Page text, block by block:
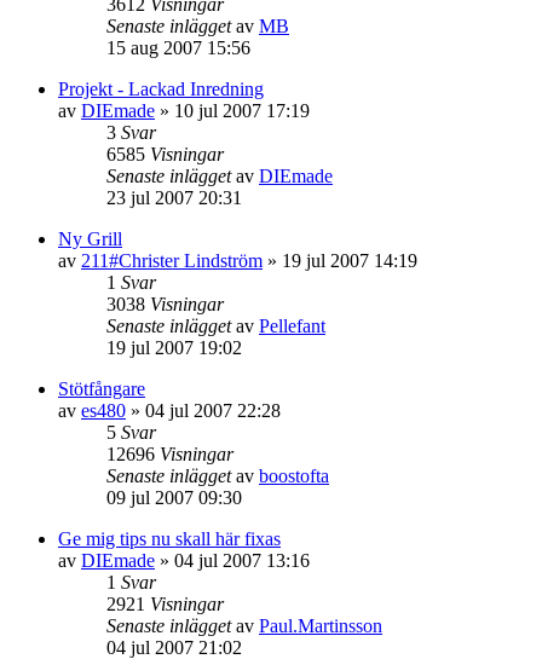
Senaste inläggetav MB
15 aug 2007 15:56
Projekt - Lackad Inredning
av DIEmade » 10 jul 2007 17:19
3 Svar
6585 Visningar
Senaste inläggetav DIEmade
23 jul 2007 20:31
Ny Grill
av 211#Christer Lindström » 19 jul 2007 14:19
1 Svar
3038 Visningar
Senaste inläggetav Pellefant
19 jul 2007 19:02
Stötfångare
av es480 » 04 jul 2007 22:28
5 Svar
12696 Visningar
Senaste inläggetav boostofta
09 jul 2007 09:30
Ge mig tips nu skall här fixas
av DIEmade » 04 jul 2007 13:16
1 Svar
2921 Visningar
Senaste inläggetav Paul.Martinsson
04 jul 2007 21:02